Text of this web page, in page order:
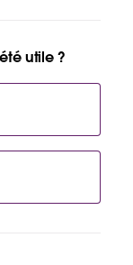
utile ?